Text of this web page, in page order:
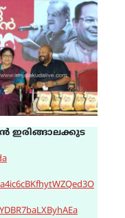
ഇരിങ്ങാലക്കുട